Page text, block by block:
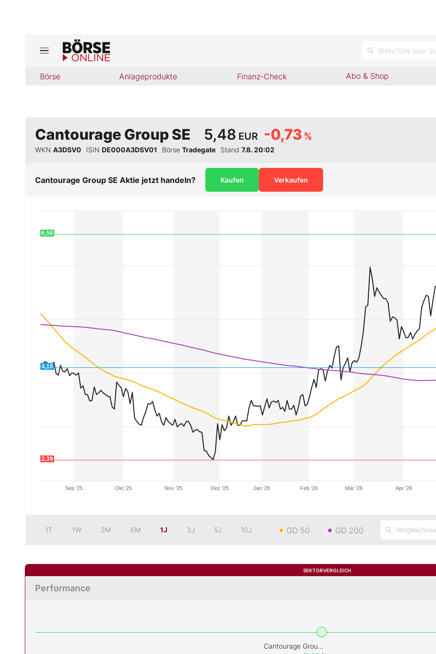
WKN/ISIN oder
Börse Anlageprodukte Finanz-Check Abo & Shop
Börse
Finanz-Check
Abo & Shop
BO-Musterdepots
Mein B:O
Kontakt
Cantourage Group SE -0,73 %
5,48 EUR
WKN A3DSV0 ISIN DE000A3DSV01 Börse Tradegate Stand 7.8. 20:02
Cantourage Group SE Aktie jetzt handeln? Kaufen Verkaufen
Sep '25 Okt '25 Nov '25 Dez '25 Jan '26 Feb '26 Mär '26 Apr '26
4,10
2,39
6,58
1T 1W 3M 6M 1J 3J 5J 10J GD 50 GD 200
SEKTORVERGLEICH
Performance
Cantourage Group SE